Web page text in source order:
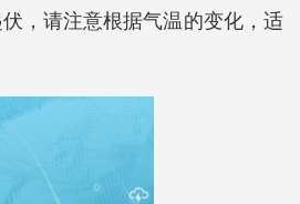
，请注意根据气温的变化，适